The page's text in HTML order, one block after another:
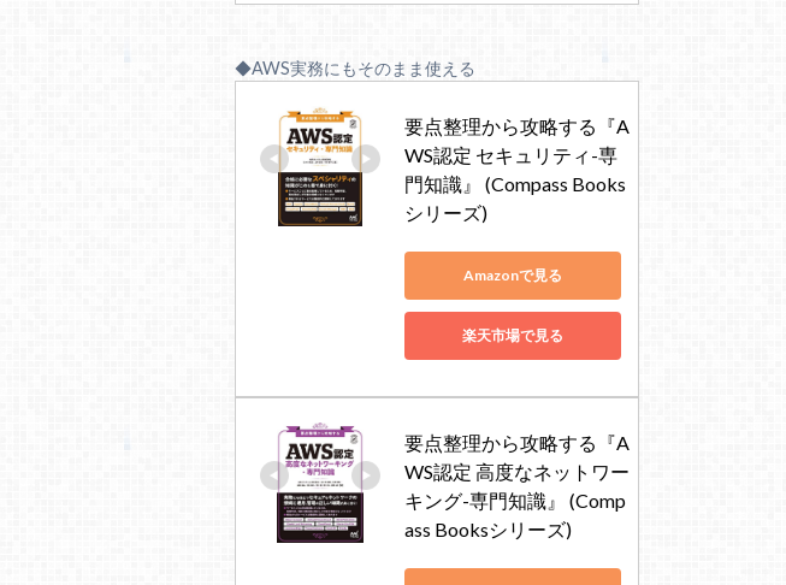
◆AWS実務にもそのまま使える
要点整理から攻略する『A
WS認定 セキュリティ-専
門知識』 (Compass Books
シリーズ)
Amazonで見る
楽天市場で見る
要点整理から攻略する『A
WS認定 高度なネットワー
キング-専門知識』 (Comp
ass Booksシリーズ)